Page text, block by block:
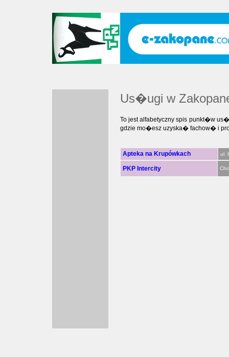
Us�ugi w
To jest alfabetyczny spis punkt�w
gdzie mo�esz uzyska� fachow� i
Apteka na Krupówkach ul.
PKP Intercity